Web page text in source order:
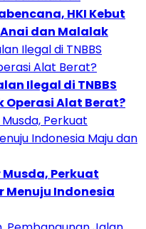
HKI Kebut
dan Malalak
Ilegal di TNBBS
Operasi Alat Berat?
Musda, Perkuat
Menuju Indonesia